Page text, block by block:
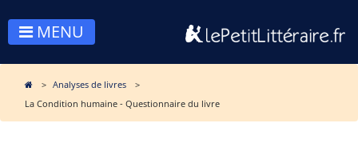
MENU
Analyses de livres
La Condition humaine - Questionnaire du livre